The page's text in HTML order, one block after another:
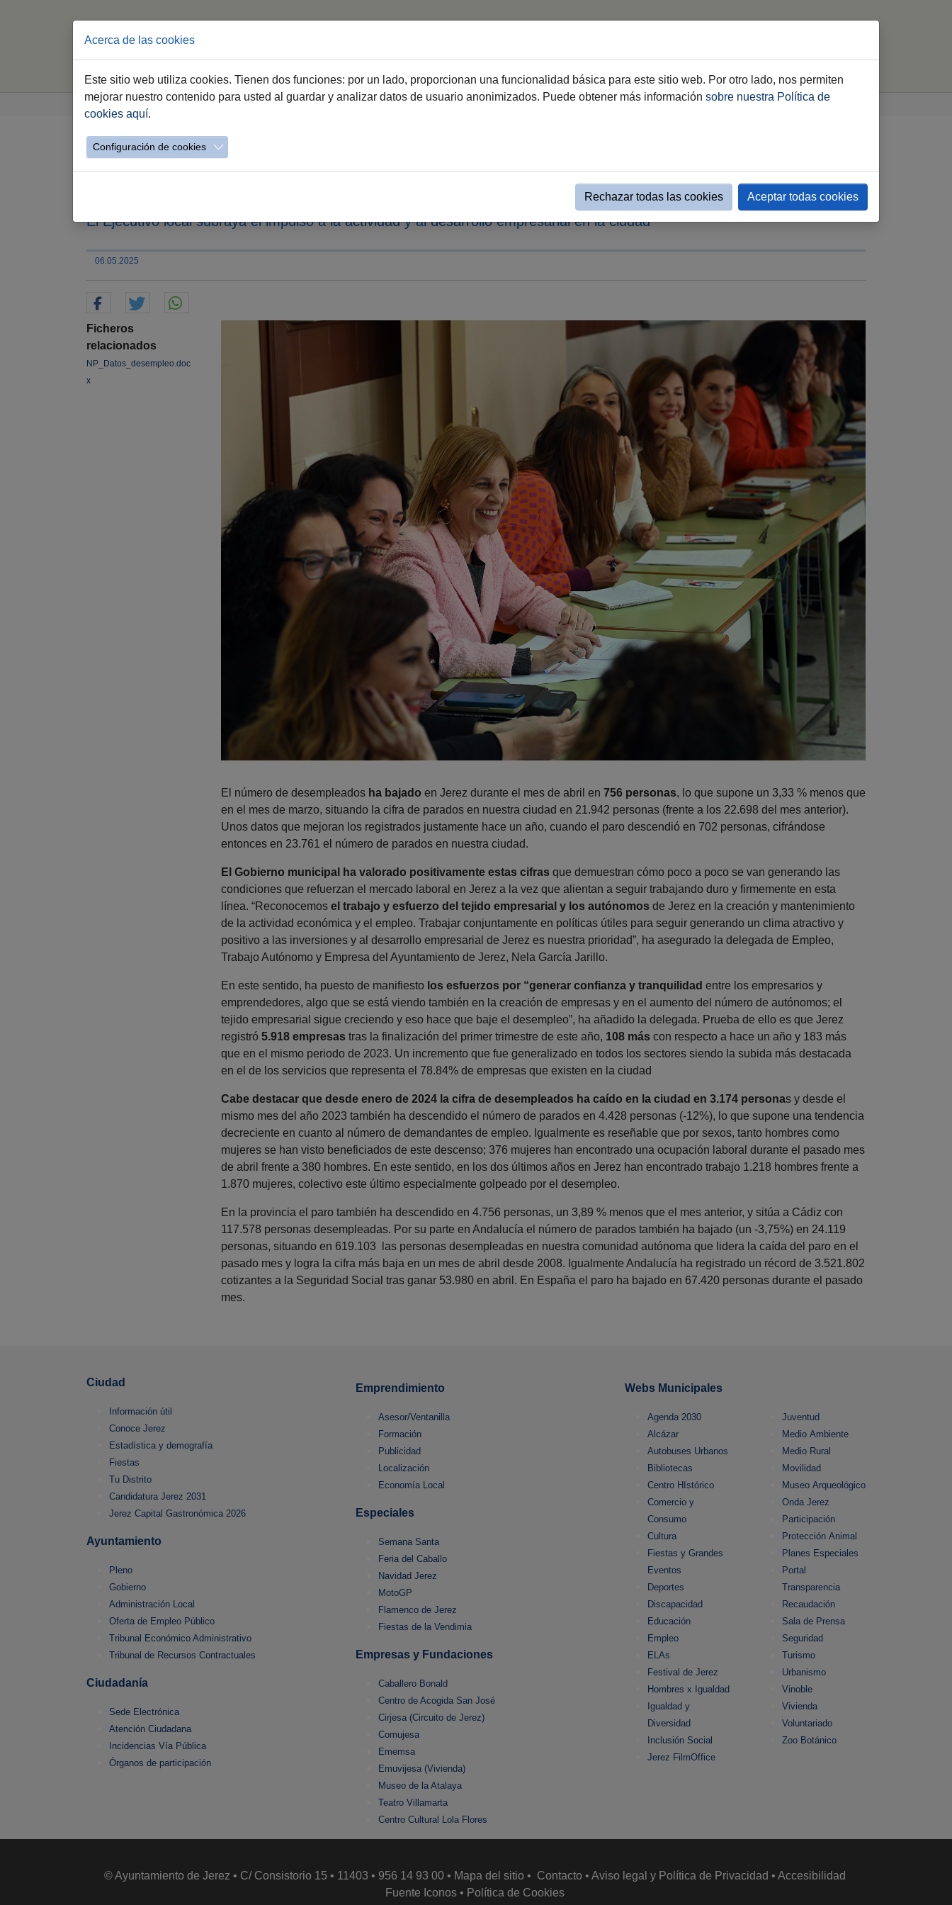
Jerez.es Webs Municipales Empleo Evento simple Noticias destacadas
El Gobierno municipal valora la evolución de los datos de desempleo que
El Ejecutivo local subraya el impulso a la actividad y al desarrollo empresarial en la ciudad
06.05.2025
Ficheros
relacionados
NP_Datos_desempleo.doc
x
El número de desempleados ha bajado en Jerez durante el mes de abril en 756 personas, lo que supone un 3,33 % menos que
en el mes de marzo, situando la cifra de parados en nuestra ciudad en 21.942 personas (frente a los 22.698 del mes anterior).
Unos datos que mejoran los registrados justamente hace un año, cuando el paro descendió en 702 personas, cifrándose
entonces en 23.761 el número de parados en nuestra ciudad.
El Gobierno municipal ha valorado positivamente estas cifras que demuestran cómo poco a poco se van generando las
condiciones que refuerzan el mercado laboral en Jerez a la vez que alientan a seguir trabajando duro y firmemente en esta
línea. “Reconocemos el trabajo y esfuerzo del tejido empresarial y los autónomos de Jerez en la creación y mantenimiento
de la actividad económica y el empleo. Trabajar conjuntamente en políticas útiles para seguir generando un clima atractivo y
positivo a las inversiones y al desarrollo empresarial de Jerez es nuestra prioridad”, ha asegurado la delegada de Empleo,
Trabajo Autónomo y Empresa del Ayuntamiento de Jerez, Nela García Jarillo.
En este sentido, ha puesto de manifiesto los esfuerzos por “generar confianza y tranquilidad entre los empresarios y
emprendedores, algo que se está viendo también en la creación de empresas y en el aumento del número de autónomos; el
tejido empresarial sigue creciendo y eso hace que baje el desempleo”, ha añadido la delegada. Prueba de ello es que Jerez
registró 5.918 empresas tras la finalización del primer trimestre de este año, 108 más con respecto a hace un año y 183 más
que en el mismo periodo de 2023. Un incremento que fue generalizado en todos los sectores siendo la subida más destacada
en el de los servicios que representa el 78.84% de empresas que existen en la ciudad
Cabe destacar que desde enero de 2024 la cifra de desempleados ha caído en la ciudad en 3.174 personas y desde el
mismo mes del año 2023 también ha descendido el número de parados en 4.428 personas (-12%), lo que supone una tendencia
decreciente en cuanto al número de demandantes de empleo. Igualmente es reseñable que por sexos, tanto hombres como
mujeres se han visto beneficiados de este descenso; 376 mujeres han encontrado una ocupación laboral durante el pasado mes
de abril frente a 380 hombres. En este sentido, en los dos últimos años en Jerez han encontrado trabajo 1.218 hombres frente a
1.870 mujeres, colectivo este último especialmente golpeado por el desempleo.
En la provincia el paro también ha descendido en 4.756 personas, un 3,89 % menos que el mes anterior, y sitúa a Cádiz con
117.578 personas desempleadas. Por su parte en Andalucía el número de parados también ha bajado (un -3,75%) en 24.119
personas, situando en 619.103 las personas desempleadas en nuestra comunidad autónoma que lidera la caída del paro en el
pasado mes y logra la cifra más baja en un mes de abril desde 2008. Igualmente Andalucía ha registrado un récord de 3.521.802
cotizantes a la Seguridad Social tras ganar 53.980 en abril. En España el paro ha bajado en 67.420 personas durante el pasado
mes.
Ciudad
Información útil
Conoce Jerez
Estadística y demografía
Fiestas
Tu Distrito
Candidatura Jerez 2031
Jerez Capital Gastronómica 2026
Ayuntamiento
Pleno
Gobierno
Administración Local
Oferta de Empleo Público
Tribunal Económico Administrativo
Tribunal de Recursos Contractuales
Ciudadanía
Sede Electrónica
Atención Ciudadana
Incidencias Vía Pública
Órganos de participación
Emprendimiento
Asesor/Ventanilla
Formación
Publicidad
Localización
Economía Local
Especiales
Semana Santa
Feria del Caballo
Navidad Jerez
MotoGP
Flamenco de Jerez
Fiestas de la Vendimia
Empresas y Fundaciones
Caballero Bonald
Centro de Acogida San José
Cirjesa (Circuito de Jerez)
Comujesa
Ememsa
Emuvijesa (Vivienda)
Museo de la Atalaya
Teatro Villamarta
Centro Cultural Lola Flores
Webs Municipales
Agenda 2030
Alcázar
Autobuses Urbanos
Bibliotecas
Centro HIstórico
Comercio y
Consumo
Cultura
Fiestas y Grandes
Eventos
Deportes
Discapacidad
Educación
Empleo
ELAs
Festival de Jerez
Hombres x Igualdad
Igualdad y
Diversidad
Inclusión Social
Jerez FilmOffice
Juventud
Medio Ambiente
Medio Rural
Movilidad
Museo Arqueológico
Onda Jerez
Participación
Protección Animal
Planes Especiales
Portal
Transparencia
Recaudación
Sala de Prensa
Seguridad
Turismo
Urbanismo
Vinoble
Vivienda
Voluntariado
Zoo Botánico
© Ayuntamiento de Jerez • C/ Consistorio 15 • 11403 • 956 14 93 00 • Mapa del sitio • Contacto • Aviso legal y Política de Privacidad • Accesibilidad
Fuente Iconos• Política de Cookies
Acerca de las cookies
Este sitio web utiliza cookies. Tienen dos funciones: por un lado, proporcionan una funcionalidad básica para este sitio web. Por otro lado, nos permiten
mejorar nuestro contenido para usted al guardar y analizar datos de usuario anonimizados. Puede obtener más información sobre nuestra Política de
cookies aquí.
Configuración de cookies
Rechazar todas las cookies Aceptar todas cookies